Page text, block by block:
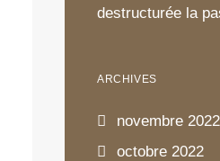
destructurée la
ARCHIVES
novembre 2022
octobre 2022